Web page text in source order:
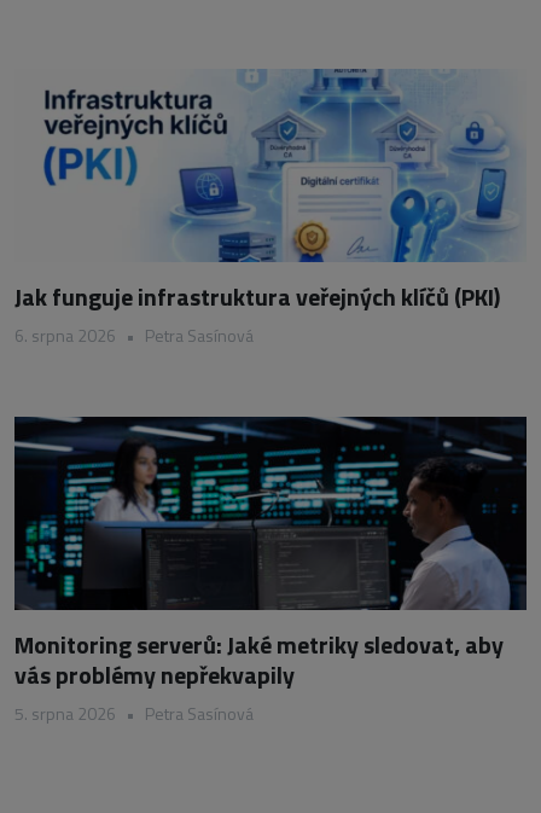
Jak funguje infrastruktura veřejných klíčů (PKI)
6. srpna 2026 • Petra Sasínová
Monitoring serverů: Jaké metriky sledovat, aby
vás problémy nepřekvapily
5. srpna 2026 • Petra Sasínová